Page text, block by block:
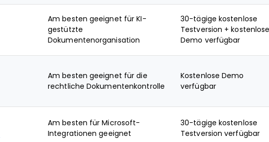
Am besten geeignet für KI-
gestützte
Dokumentenorganisation
30-tägige kostenlose
Testversion + kostenlose
Demo verfügbar
Am besten geeignet für die
rechtliche Dokumentenkontrolle
Kostenlose Demo
verfügbar
Am besten für Microsoft-
Integrationen geeignet
30-tägige kostenlose
Testversion verfügbar